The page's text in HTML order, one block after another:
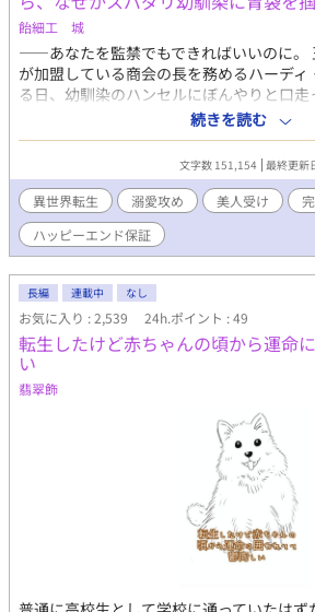
人気BLゲームの愛され四男になっている事
無意識に凌辱バッドエンドを回避してい
ハッピーエンドにたどり着けるのであろ
ますが濡れ場はありません。念のため
※本作はピヨコ合唱団の【ピヨ吉♂】【
♀】の3匹が合唱練習の合間に執筆してお
誤字脱字はどうか暖かい目で見守り頂け
ヒヨコ達の初作品となります為設定がぶ
が生じます。ご教授頂けますと大変助かり
への温かいメッセージ大歓迎です！(飼い
飴細工 城
――あなたを監禁でもできればいいのに。
が加盟している商会の長を務めるハーディ
る日、幼馴染のハンセルにぼんやりと口
葉を口にした自分にももちろん驚いたが、
ンセルが随分と乗り気になってしまったこ
呂、トイレつきで頼むぞ？」 なんて言わ
自分が買い出しに行くことに？！ ただ海
に、穏やかにたゆたっていたかっただけだ
から、生活力満点の幼馴染に甘やかされる
を持たされるし、家に帰ればご飯を用意し
てそんなに、彼は楽しそうなんだろう……
加盟したいと辺境の地から、とあるご令
彼女は辺境伯の実娘でありながら、最近よ
の地の流行病に対する薬を調合し、領民を
在。 彼女の存在が、次第に商会長を追い詰
転生者なスパダリ幼馴染×実はデッドエン
会長のお話。 ※がっつり成人向けは本当に
続きを読む
文字数 151,154 最終更新
異世界転生 溺愛攻め 美人受け
ハッピーエンド保証
長編 連載中 なし
お気に入り : 2,539 24h.ポイント : 49
転生したけど赤ちゃんの頃から運命
い
翡翠飾